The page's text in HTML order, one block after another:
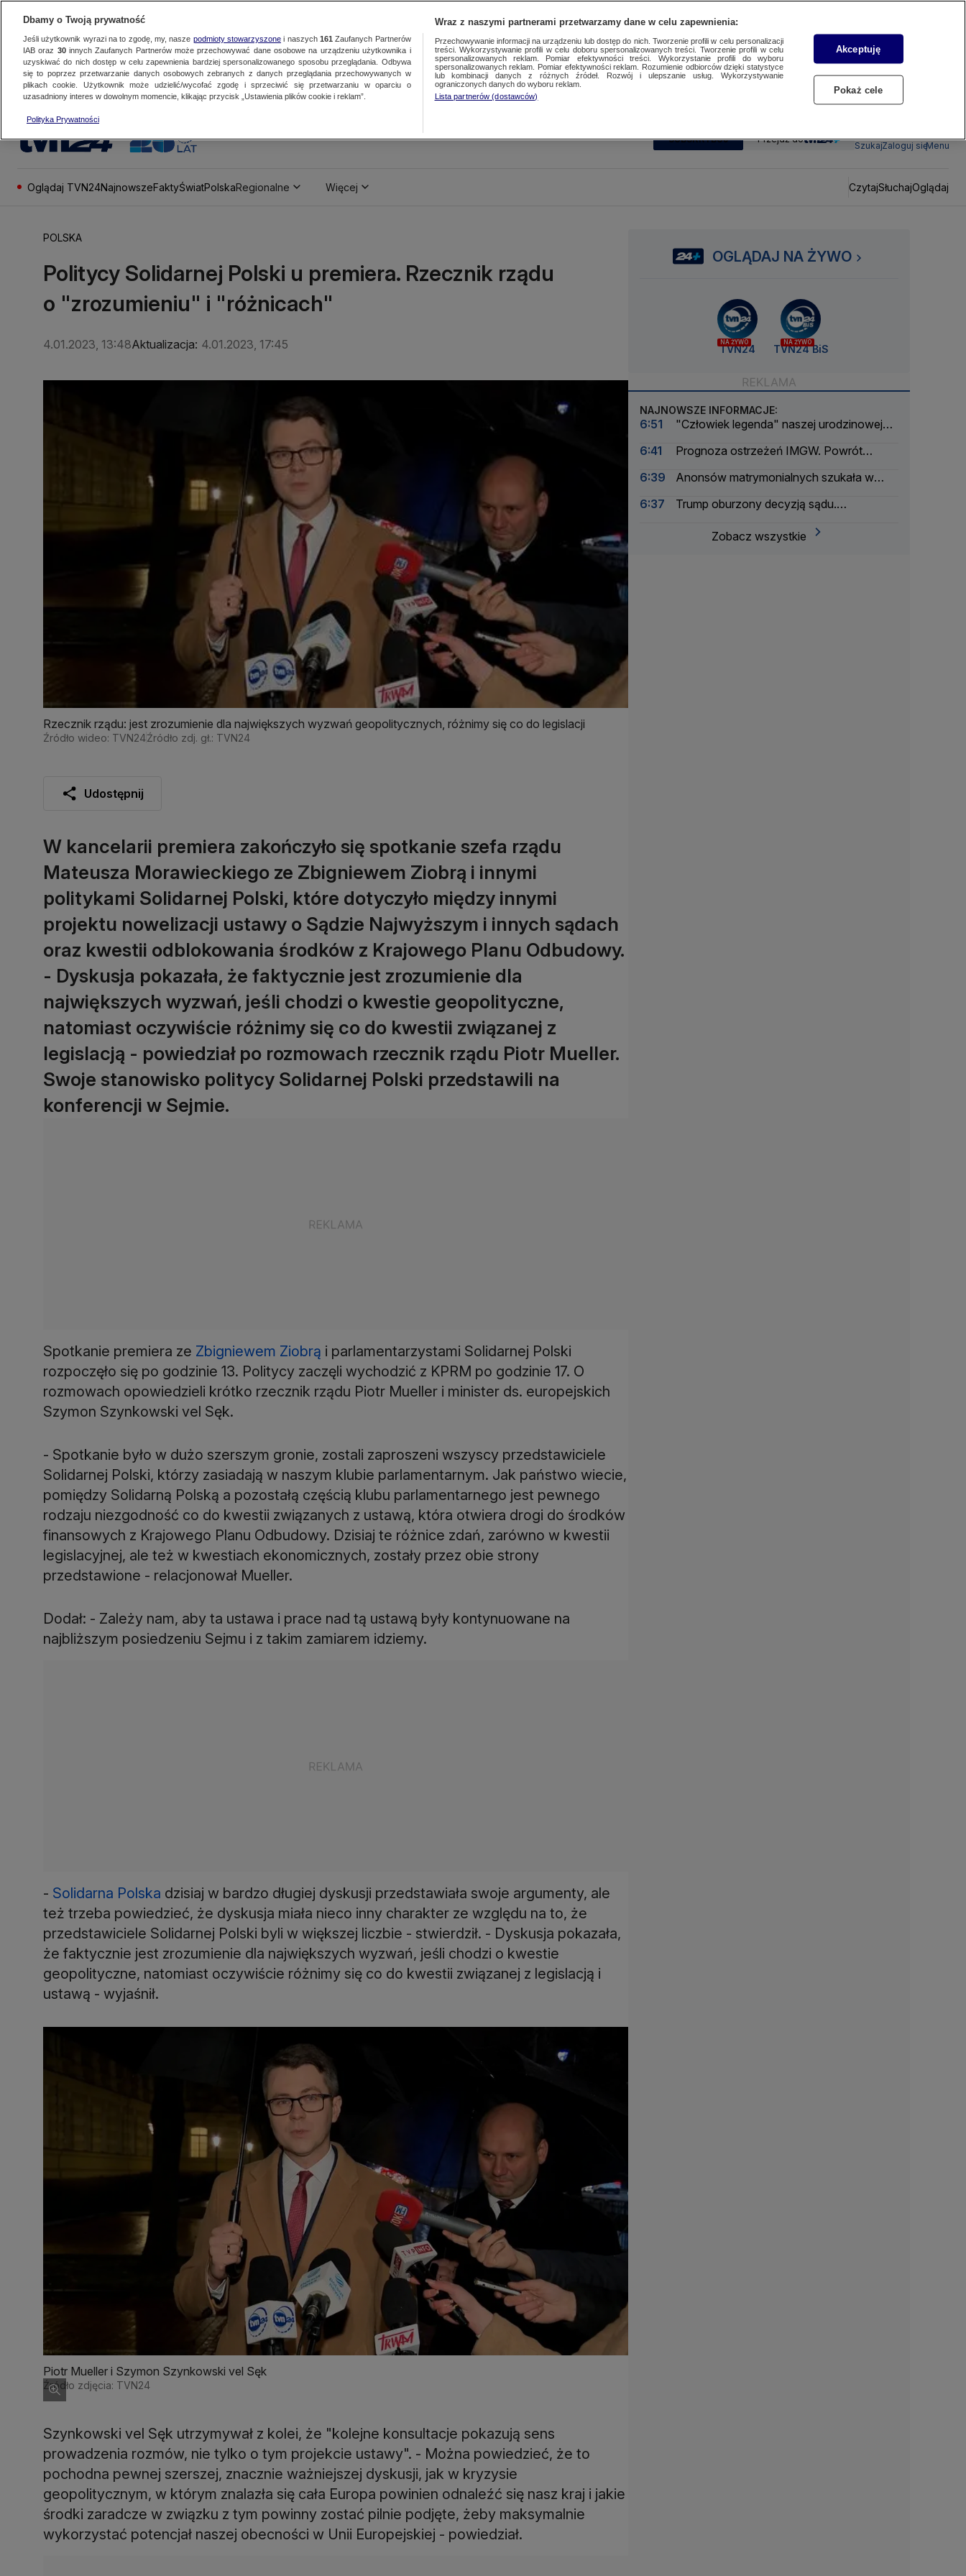
SUBSKRYBUJ Przejdź do
SzukajZaloguj sięMenu
Oglądaj TVN24NajnowszeFaktyŚwiatPolskaRegionalne Więcej CzytajSłuchajOglądaj
POLSKA
Politycy Solidarnej Polski u premiera. Rzecznik rządu
o "zrozumieniu" i "różnicach"
4.01.2023, 13:48Aktualizacja: 4.01.2023, 17:45
Rzecznik rządu: jest zrozumienie dla największych wyzwań geopolitycznych, różnimy się co do legislacji
Źródło wideo: TVN24Źródło zdj. gł.: TVN24
Udostępnij
W kancelarii premiera zakończyło się spotkanie szefa rządu
Mateusza Morawieckiego ze Zbigniewem Ziobrą i innymi
politykami Solidarnej Polski, które dotyczyło między innymi
projektu nowelizacji ustawy o Sądzie Najwyższym i innych sądach
oraz kwestii odblokowania środków z Krajowego Planu Odbudowy.
- Dyskusja pokazała, że faktycznie jest zrozumienie dla
największych wyzwań, jeśli chodzi o kwestie geopolityczne,
natomiast oczywiście różnimy się co do kwestii związanej z
legislacją - powiedział po rozmowach rzecznik rządu Piotr Mueller.
Swoje stanowisko politycy Solidarnej Polski przedstawili na
konferencji w Sejmie.
Spotkanie premiera ze Zbigniewem Ziobrą i parlamentarzystami Solidarnej Polski
rozpoczęło się po godzinie 13. Politycy zaczęli wychodzić z KPRM po godzinie 17. O
rozmowach opowiedzieli krótko rzecznik rządu Piotr Mueller i minister ds. europejskich
Szymon Szynkowski vel Sęk.
- Spotkanie było w dużo szerszym gronie, zostali zaproszeni wszyscy przedstawiciele
Solidarnej Polski, którzy zasiadają w naszym klubie parlamentarnym. Jak państwo wiecie,
pomiędzy Solidarną Polską a pozostałą częścią klubu parlamentarnego jest pewnego
rodzaju niezgodność co do kwestii związanych z ustawą, która otwiera drogi do środków
finansowych z Krajowego Planu Odbudowy. Dzisiaj te różnice zdań, zarówno w kwestii
legislacyjnej, ale też w kwestiach ekonomicznych, zostały przez obie strony
przedstawione - relacjonował Mueller.
Dodał: - Zależy nam, aby ta ustawa i prace nad tą ustawą były kontynuowane na
najbliższym posiedzeniu Sejmu i z takim zamiarem idziemy.
- Solidarna Polska dzisiaj w bardzo długiej dyskusji przedstawiała swoje argumenty, ale
też trzeba powiedzieć, że dyskusja miała nieco inny charakter ze względu na to, że
przedstawiciele Solidarnej Polski byli w większej liczbie - stwierdził. - Dyskusja pokazała,
że faktycznie jest zrozumienie dla największych wyzwań, jeśli chodzi o kwestie
geopolityczne, natomiast oczywiście różnimy się co do kwestii związanej z legislacją i
ustawą - wyjaśnił.
Piotr Mueller i Szymon Szynkowski vel Sęk
Źródło zdjęcia: TVN24
Szynkowski vel Sęk utrzymywał z kolei, że "kolejne konsultacje pokazują sens
prowadzenia rozmów, nie tylko o tym projekcie ustawy". - Można powiedzieć, że to
pochodna pewnej szerszej, znacznie ważniejszej dyskusji, jak w kryzysie
geopolitycznym, w którym znalazła się cała Europa powinien odnaleźć się nasz kraj i jakie
środki zaradcze w związku z tym powinny zostać pilnie podjęte, żeby maksymalnie
wykorzystać potencjał naszej obecności w Unii Europejskiej - powiedział.
OGLĄDAJ NA ŻYWO
NA ŻYWO
TVN24
NA ŻYWO
TVN24 BiS
NAJNOWSZE INFORMACJE:
6:51
"Człowiek legenda" naszej urodzinowej
6:41
Prognoza ostrzeżeń IMGW. Powrót
6:39
Anonsów matrymonialnych szukała w
nasenny
6:37
Trump oburzony decyzją sądu.
Zobacz wszystkie
Dbamy o Twoją prywatność
Jeśli użytkownik wyrazi na to zgodę, my, nasze podmioty stowarzyszonei naszych 161 Zaufanych Partnerów
IAB oraz 30innych Zaufanych Partnerów może przechowywać dane osobowe na urządzeniu użytkownika i
uzyskiwać do nich dostęp w celu zapewnienia bardziej spersonalizowanego sposobu przeglądania. Odbywa
się to poprzez przetwarzanie danych osobowych zebranych z danych przeglądania przechowywanych w
plikach cookie. Użytkownik może udzielić/wycofać zgodę i sprzeciwić się przetwarzaniu w oparciu o
uzasadniony interes w dowolnym momencie, klikając przycisk „Ustawienia plików cookie i reklam”.
Polityka Prywatności
Wraz z naszymi partnerami przetwarzamy dane w celu zapewnienia:
Przechowywanie informacji na urządzeniu lub dostęp do nich. Tworzenie profili w celu personalizacji
treści. Wykorzystywanie profili w celu doboru spersonalizowanych treści. Tworzenie profili w celu
spersonalizowanych reklam. Pomiar efektywności treści. Wykorzystanie profili do wyboru
spersonalizowanych reklam. Pomiar efektywności reklam. Rozumienie odbiorców dzięki statystyce
lub kombinacji danych z różnych źródeł. Rozwój i ulepszanie usług. Wykorzystywanie
ograniczonych danych do wyboru reklam.
Lista partnerów (dostawców)
Akceptuję
Pokaż cele